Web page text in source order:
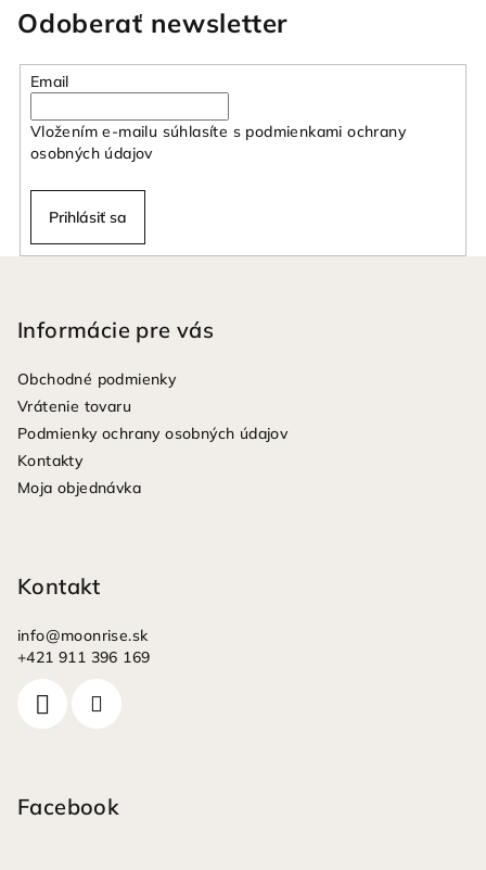
Odoberať newsletter
Email
Vložením e-mailu súhlasíte s podmienkami ochrany
osobných údajov
Prihlásiť sa
Informácie pre vás
Obchodné podmienky
Vrátenie tovaru
Podmienky ochrany osobných údajov
Kontakty
Moja objednávka
Kontakt
info@moonrise.sk
+421 911 396 169
Facebook